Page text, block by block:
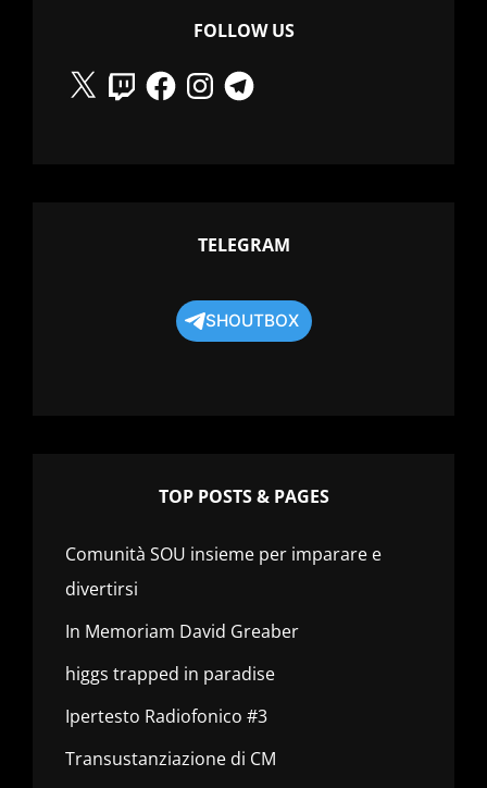
FOLLOW US
X
TwitchFacebookInstagramTelegram
TELEGRAM
SHOUTBOX
TOP POSTS & PAGES
Comunità SOU insieme per imparare e
divertirsi
In Memoriam David Greaber
higgs trapped in paradise
Ipertesto Radiofonico #3
Transustanziazione di CM